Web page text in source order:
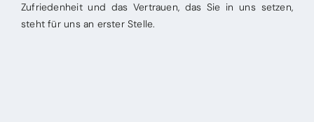
Zufriedenheit und das Vertrauen, das Sie in uns setzen,
steht für uns an erster Stelle.